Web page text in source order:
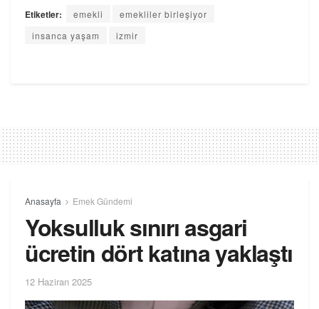
Etiketler: emekli
emekliler birleşiyor
insanca yaşam
izmir
Anasayfa Emek Gündemi
Yoksulluk sınırı asgari
ücretin dört katına yaklaştı
12 Haziran 2025